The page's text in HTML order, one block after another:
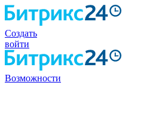
Создать
войти
Возможности